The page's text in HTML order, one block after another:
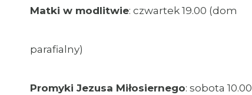
Matki w modlitwie: czwartek 19.00 (dom
parafialny)
Promyki Jezusa Miłosiernego: sobota 10.00